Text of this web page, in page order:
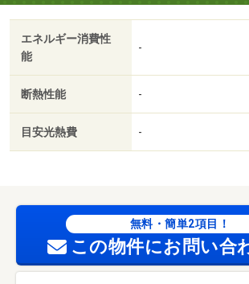
エネルギー消費性
能
-
断熱性能 -
目安光熱費 -
無料・簡単2項目！
この物件にお問い合